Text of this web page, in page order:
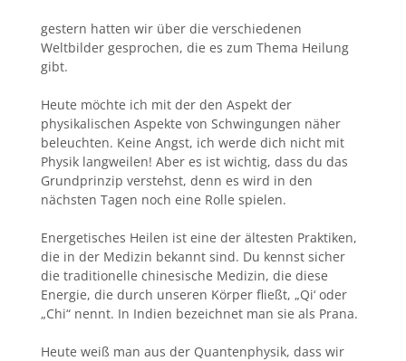
gestern hatten wir über die verschiedenen
Weltbilder gesprochen, die es zum Thema Heilung
gibt.
Heute möchte ich mit der den Aspekt der
physikalischen Aspekte von Schwingungen näher
beleuchten. Keine Angst, ich werde dich nicht mit
Physik langweilen! Aber es ist wichtig, dass du das
Grundprinzip verstehst, denn es wird in den
nächsten Tagen noch eine Rolle spielen.
Energetisches Heilen ist eine der ältesten Praktiken,
die in der Medizin bekannt sind. Du kennst sicher
die traditionelle chinesische Medizin, die diese
Energie, die durch unseren Körper fließt, „Qi‘ oder
„Chi“ nennt. In Indien bezeichnet man sie als Prana.
Heute weiß man aus der Quantenphysik, dass wir